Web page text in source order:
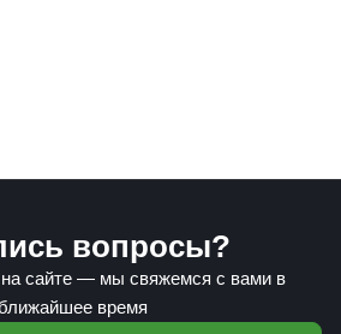
вопросы?
на сайте — мы свяжемся с вами в
время